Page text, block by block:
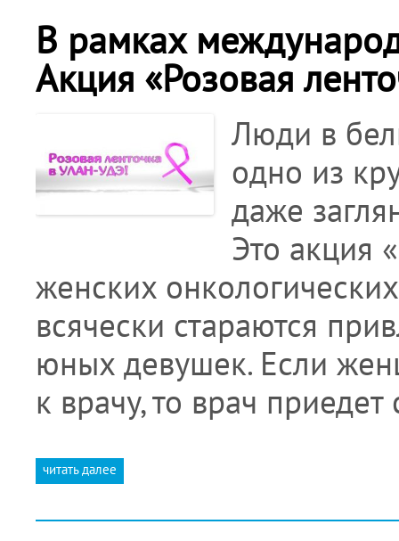
В рамках
Акция «Розовая
Люди в
одно из
даже
Это акция
женских
всячески стараются
юных девушек. Если
к врачу, то врач
читать далее